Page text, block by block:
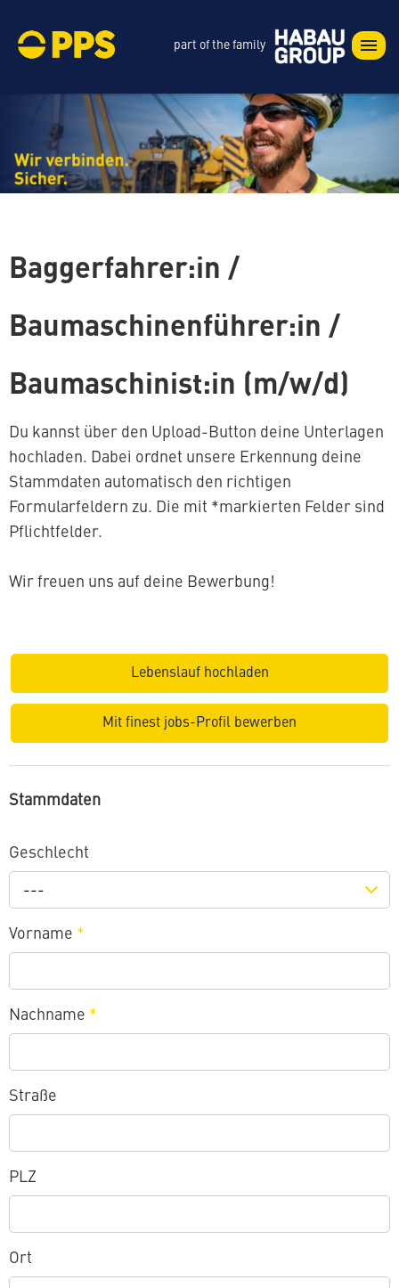
part of the family
Baggerfahrer:in /
Baumaschinenführer:in /
Baumaschinist:in (m/w/d)
Du kannst über den Upload-Button deine Unterlagen
hochladen. Dabei ordnet unsere Erkennung deine
Stammdaten automatisch den richtigen
Formularfeldern zu. Die mit *markierten Felder sind
Pflichtfelder.
Wir freuen uns auf deine Bewerbung!
Lebenslauf hochladen
Mit finest jobs-Profil bewerben
Stammdaten
Geschlecht
---
Vorname *
Nachname *
Straße
PLZ
Ort